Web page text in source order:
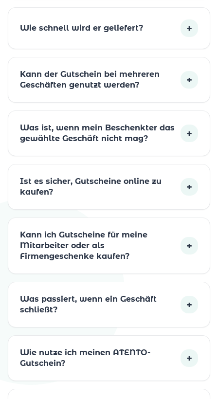
Wie schnell wird er geliefert? +
Kann der Gutschein bei mehreren
Geschäften genutzt werden?
+
Was ist, wenn mein Beschenkter das
gewählte Geschäft nicht mag?
+
Ist es sicher, Gutscheine online zu
kaufen?
+
Kann ich Gutscheine für meine
Mitarbeiter oder als
Firmengeschenke kaufen?
+
Was passiert, wenn ein Geschäft
schließt?
+
Wie nutze ich meinen ATENTO-
Gutschein?
+